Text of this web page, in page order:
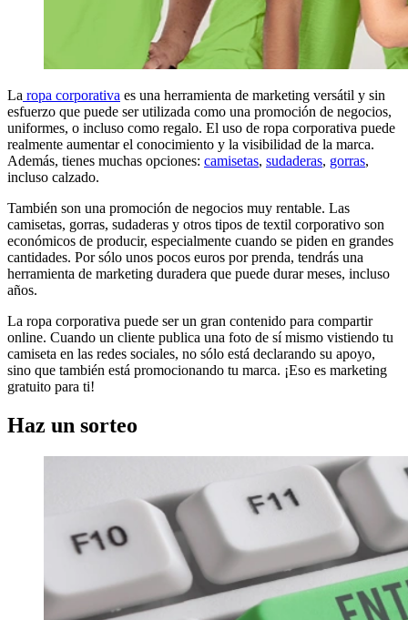
La ropa corporativa es una herramienta de marketing versátil y sin
esfuerzo que puede ser utilizada como una promoción de negocios,
uniformes, o incluso como regalo. El uso de ropa corporativa puede
realmente aumentar el conocimiento y la visibilidad de la marca.
Además, tienes muchas opciones: camisetas, sudaderas, gorras,
incluso calzado.
También son una promoción de negocios muy rentable. Las
camisetas, gorras, sudaderas y otros tipos de textil corporativo son
económicos de producir, especialmente cuando se piden en grandes
cantidades. Por sólo unos pocos euros por prenda, tendrás una
herramienta de marketing duradera que puede durar meses, incluso
años.
La ropa corporativa puede ser un gran contenido para compartir
online. Cuando un cliente publica una foto de sí mismo vistiendo tu
camiseta en las redes sociales, no sólo está declarando su apoyo,
sino que también está promocionando tu marca. ¡Eso es marketing
gratuito para ti!
Haz un sorteo